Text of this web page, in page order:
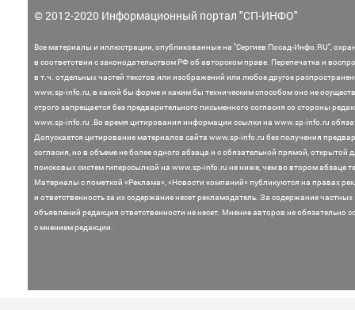
© 2012-2020 Информационный портал "СП-ИНФО"
Все материалы и иллюстрации,опубликованные на "Сергиев Посад-Инфо.RU",
в соответствии с законодательством РФ об авторском праве. Перепечатка и
в т.ч. отдельных частей текстов или изображений или любое другое
www.sp-info.ru, в какой бы форме и каким бы техническим способом оно не
строго запрещается без предварительного письменного согласия со стороны
www.sp-info.ru .Во время цитирования информации ссылки на www.sp-info.ru
Допускается цитирование материалов сайта www.sp-info.ru без получения
согласия, но в объеме не более одного абзаца и с обязательной прямой, открытой
поисковых систем гиперссылкой на www.sp-info.ru не ниже, чем во втором абзаце
Материалы с пометкой «Реклама», «Новости компаний» публикуются на правах
и ответственность за их содержание несет рекламодатель. За содержание частных
объявлений редакция ответственности не несет. Мнениеавторов не обязательно
с мнением редакции.